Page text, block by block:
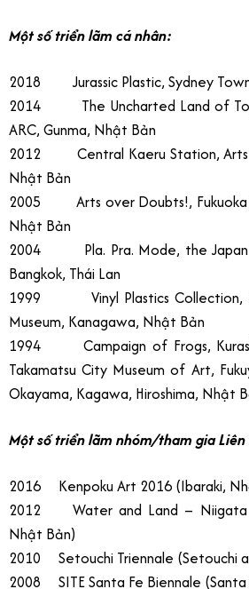
Một số triển lãm cá nhân:
2018 Jurassic Plastic, Sydney Town
2014 The Uncharted Land of
ARC, Gunma, Nhật Bản
2012 Central Kaeru Station, Arts
Nhật Bản
2005 Arts over Doubts!, Fukuoka
Nhật Bản
2004 Pla. Pra. Mode, the Japan
Bangkok, Thái Lan
1999 Vinyl Plastics Collection,
Museum, Kanagawa, Nhật Bản
1994 Campaign of Frogs,
Takamatsu City Museum of Art,
Okayama, Kagawa, Hiroshima, Nhật
Một số triển lãm nhóm/tham gia
2016 Kenpoku Art 2016 (Ibaraki,
2012 Water and Land – Niigata
Nhật Bản)
2010 Setouchi Triennale (Setouchi
2008 SITE Santa Fe Biennale (Santa